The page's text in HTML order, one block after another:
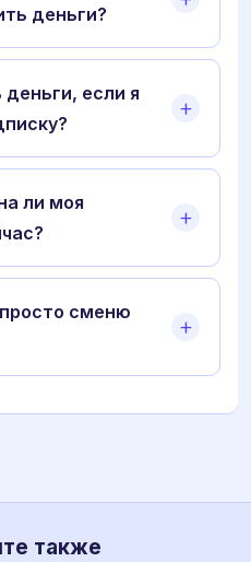
деньги?
если я
ли моя
сменю
также